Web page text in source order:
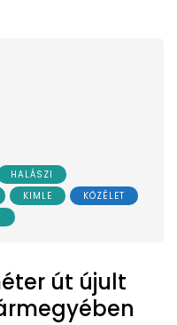
HALÁSZI
KIMLE
KÖZÉLET
út újult